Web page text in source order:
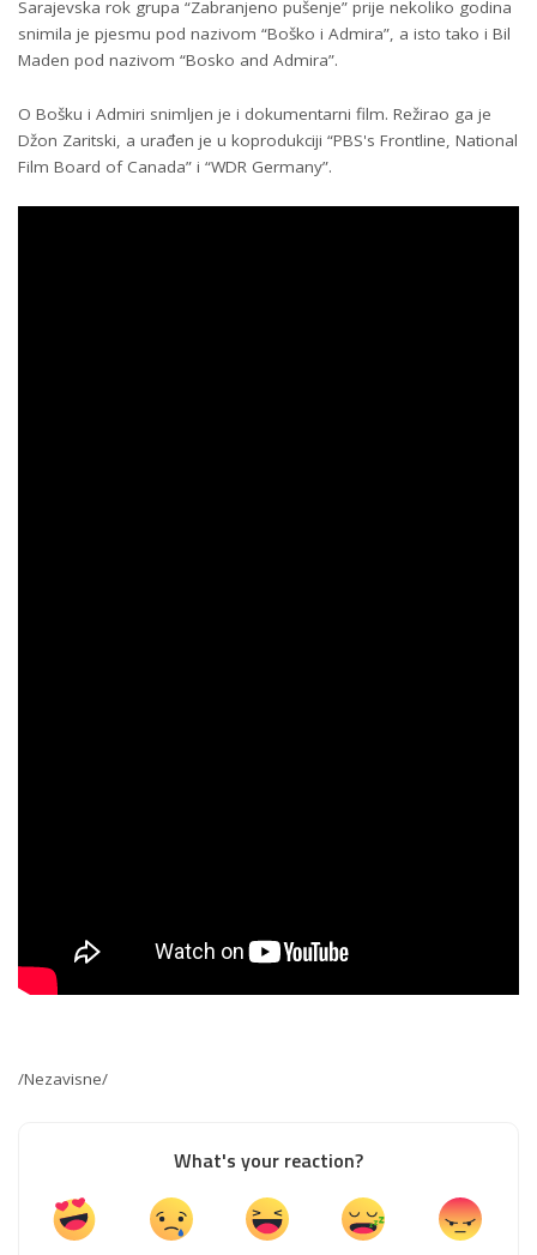
Sarajevska rok grupa “Zabranjeno pušenje” prije nekoliko godina
snimila je pjesmu pod nazivom “Boško i Admira”, a isto tako i Bil
Maden pod nazivom “Bosko and Admira”.
O Bošku i Admiri snimljen je i dokumentarni film. Režirao ga je
Džon Zaritski, a urađen je u koprodukciji “PBS's Frontline, National
Film Board of Canada” i “WDR Germany”.
/Nezavisne/
What's your reaction?